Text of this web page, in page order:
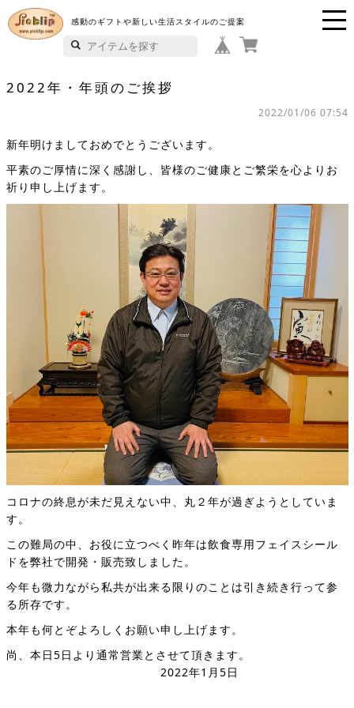
i
k
li
p
感動のギフトや新しい生活スタイルのご提案
2022年・年頭のご挨拶
2022/01/06 07:54
新年明けましておめでとうございます。
平素のご厚情に深く感謝し、皆様のご健康とご繁栄を心よりお
祈り申し上げます。
コロナの終息が未だ見えない中、丸２年が過ぎようとしていま
す。
この難局の中、お役に立つべく昨年は飲食専用フェイスシール
ドを弊社で開発・販売致しました。
今年も微力ながら私共が出来る限りのことは引き続き行って参
る所存です。
本年も何とぞよろしくお願い申し上げます。
尚、本日5日より通常営業とさせて頂きます。
2022年1月5日